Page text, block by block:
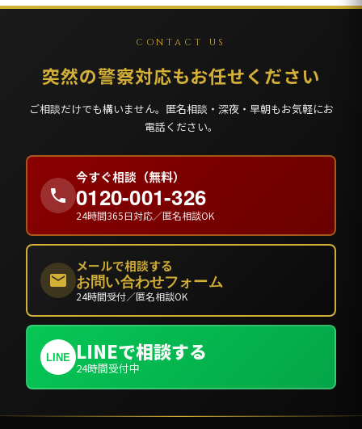
CONTACT US
突然の警察対応もお任せください
ご相談だけでも構いません。匿名相談・深夜・早朝もお気軽にお
電話ください。
今すぐ相談（無料）
0120-001-326
24時間365日対応／匿名相談OK
メールで相談する
お問い合わせフォーム
24時間受付／匿名相談OK
LINE LINEで相談する
24時間受付中